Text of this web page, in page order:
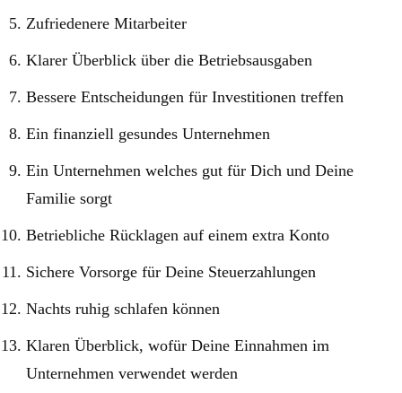
Zufriedenere Mitarbeiter
Klarer Überblick über die Betriebsausgaben
Bessere Entscheidungen für Investitionen treffen
Ein finanziell gesundes Unternehmen
Ein Unternehmen welches gut für Dich und Deine
Familie sorgt
Betriebliche Rücklagen auf einem extra Konto
Sichere Vorsorge für Deine Steuerzahlungen
Nachts ruhig schlafen können
Klaren Überblick, wofür Deine Einnahmen im
Unternehmen verwendet werden